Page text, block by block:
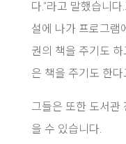
다.”라고 말했습니
설에 나가 프로그램
권의 책을 주기도 하
은 책을 주기도 한다
그들은 또한 도서관
을 수 있습니다.